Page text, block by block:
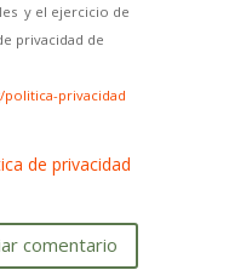
y el ejercicio de
privacidad de
politica-privacidad
de privacidad
comentario